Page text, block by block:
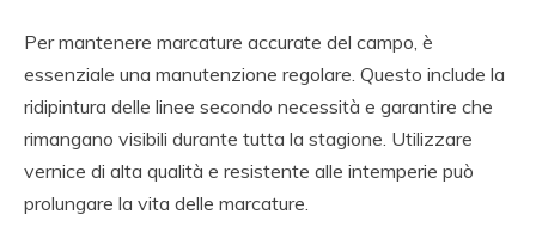
Per mantenere marcature accurate del campo, è
essenziale una manutenzione regolare. Questo include la
ridipintura delle linee secondo necessità e garantire che
rimangano visibili durante tutta la stagione. Utilizzare
vernice di alta qualità e resistente alle intemperie può
prolungare la vita delle marcature.